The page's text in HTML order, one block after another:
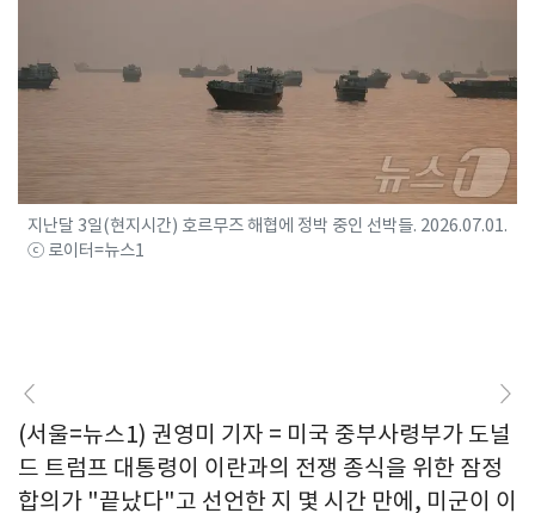
지난달 3일(현지시간) 호르무즈 해협에 정박 중인 선박들. 2026.07.01.
ⓒ 로이터=뉴스1
(서울=뉴스1) 권영미 기자 = 미국 중부사령부가 도널
드 트럼프 대통령이 이란과의 전쟁 종식을 위한 잠정
합의가 "끝났다"고 선언한 지 몇 시간 만에, 미군이 이